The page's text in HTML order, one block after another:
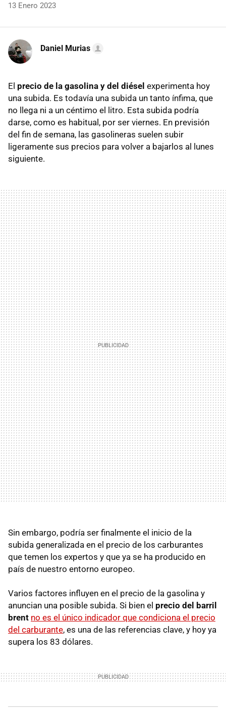
13 Enero 2023
Daniel Murias
El precio de la gasolina y del diésel experimenta hoy
una subida. Es todavía una subida un tanto ínfima, que
no llega ni a un céntimo el litro. Esta subida podría
darse, como es habitual, por ser viernes. En previsión
del fin de semana, las gasolineras suelen subir
ligeramente sus precios para volver a bajarlos al lunes
siguiente.
Sin embargo, podría ser finalmente el inicio de la
subida generalizada en el precio de los carburantes
que temen los expertos y que ya se ha producido en
país de nuestro entorno europeo.
Varios factores influyen en el precio de la gasolina y
anuncian una posible subida. Si bien el precio del barril
brent no es el único indicador que condiciona el precio
del carburante, es una de las referencias clave, y hoy ya
supera los 83 dólares.